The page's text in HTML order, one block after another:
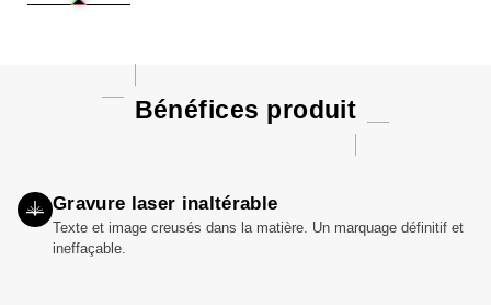
Bénéfices produit
Gravure laser inaltérable
Texte et image creusés dans la matière. Un marquage définitif et
ineffaçable.